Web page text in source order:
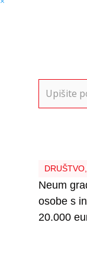
for:
DRUŠTVO,
Neum
osobe s
20.000